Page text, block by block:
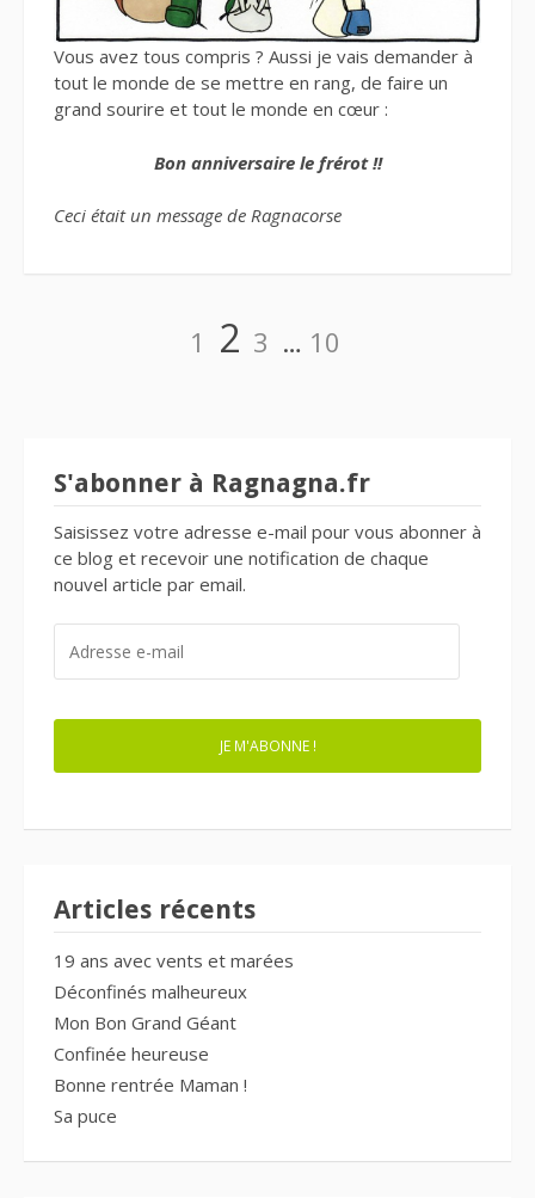
Vous avez tous compris ? Aussi je vais demander à
tout le monde de se mettre en rang, de faire un
grand sourire et tout le monde en cœur :
Bon anniversaire le frérot !!
Ceci était un message de Ragnacorse
NavigationPage
1 Page
2 Page
3 … Page
10
S'abonner à Ragnagna.fr
Saisissez votre adresse e-mail pour vous abonner à
ce blog et recevoir une notification de chaque
nouvel article par email.
MAIL
JE M'ABONNE !
Articles récents
19 ans avec vents et marées
Déconfinés malheureux
Mon Bon Grand Géant
Confinée heureuse
Bonne rentrée Maman !
Sa puce